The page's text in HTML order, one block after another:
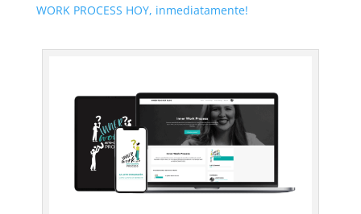
WORK PROCESS HOY, inmediatamente!